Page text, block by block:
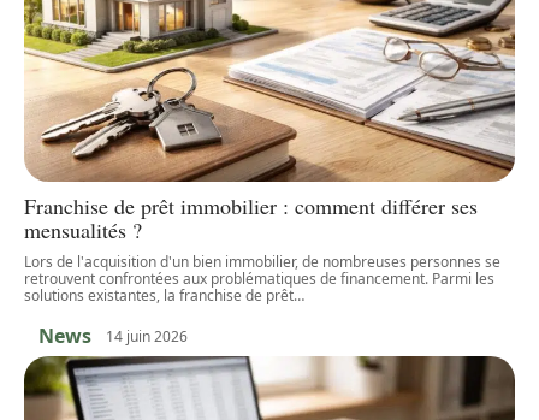
Franchise de prêt immobilier : comment différer ses
mensualités ?
Lors de l'acquisition d'un bien immobilier, de nombreuses personnes se
retrouvent confrontées aux problématiques de financement. Parmi les
solutions existantes, la franchise de prêt…
News 14 juin 2026